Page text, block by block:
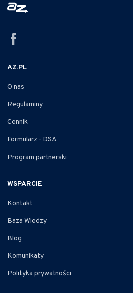
AZ.PL
O nas
Regulaminy
Cennik
Formularz - DSA
Program partnerski
WSPARCIE
Kontakt
Baza Wiedzy
Blog
Komunikaty
Polityka prywatności